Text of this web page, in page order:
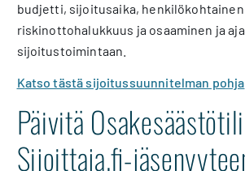
budjetti, sijoitusaika, henkilökohtainen
riskinottohalukkuus ja osaaminen ja
sijoitustoimintaan.
Katso tästä sijoitussuunnitelman pohja
Päivitä
Sijoittaja.fi-